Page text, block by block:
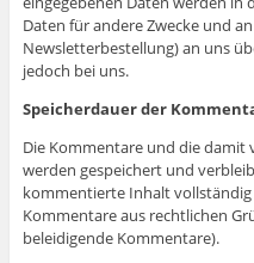
Daten für andere Zwecke und
Newsletterbestellung) an uns
jedoch bei uns.
Speicherdauer der
Die Kommentare und die damit
werden gespeichert und
kommentierte Inhalt
Kommentare aus rechtlichen
beleidigende Kommentare).